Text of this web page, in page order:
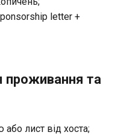
letter +
проживання та
лист від хоста;